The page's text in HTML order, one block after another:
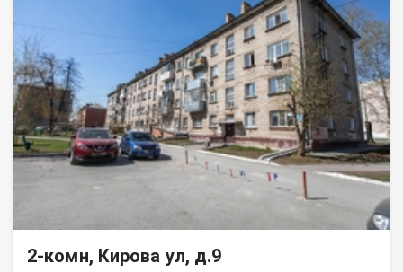
Помощь в получении ипотеки. Дополнительно оплачивается
комиссия с покупателя. Код пользователя: 102317 Номер в
базе: 12638574
2-комн, Кирова ул, д.9